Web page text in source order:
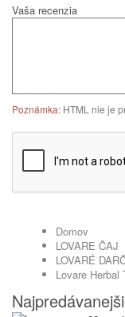
Vaša recenzia
Poznámka: HTML nie je
Domov
LOVARE ČAJ
LOVARÉ
Lovare Herbal